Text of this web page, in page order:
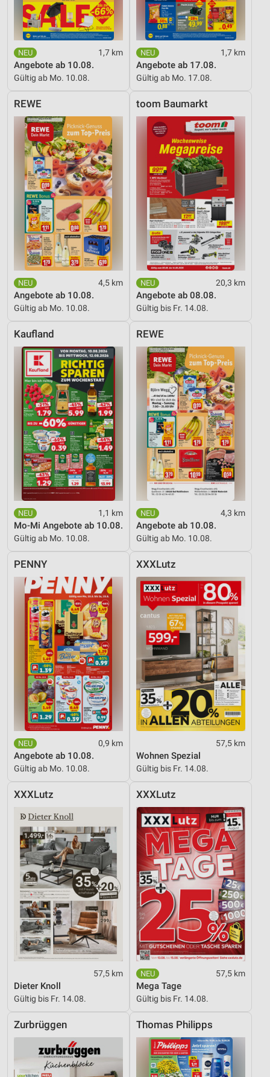
1,7 km
Angebote ab 10.08.
Gültig ab Mo. 10.08.
1,7 km
Angebote ab 17.08.
Gültig ab Mo. 17.08.
REWE
4,5 km
Angebote ab 10.08.
Gültig ab Mo. 10.08.
toom Baumarkt
20,3 km
Angebote ab 08.08.
Gültig bis Fr. 14.08.
Kaufland
1,1 km
Mo-Mi Angebote ab 10.08.
Gültig ab Mo. 10.08.
REWE
4,3 km
Angebote ab 10.08.
Gültig ab Mo. 10.08.
PENNY
0,9 km
Angebote ab 10.08.
Gültig ab Mo. 10.08.
XXXLutz
57,5 km
Wohnen Spezial
Gültig bis Fr. 14.08.
XXXLutz
57,5 km
Dieter Knoll
Gültig bis Fr. 14.08.
XXXLutz
57,5 km
Mega Tage
Gültig bis Fr. 14.08.
Zurbrüggen Thomas Philipps